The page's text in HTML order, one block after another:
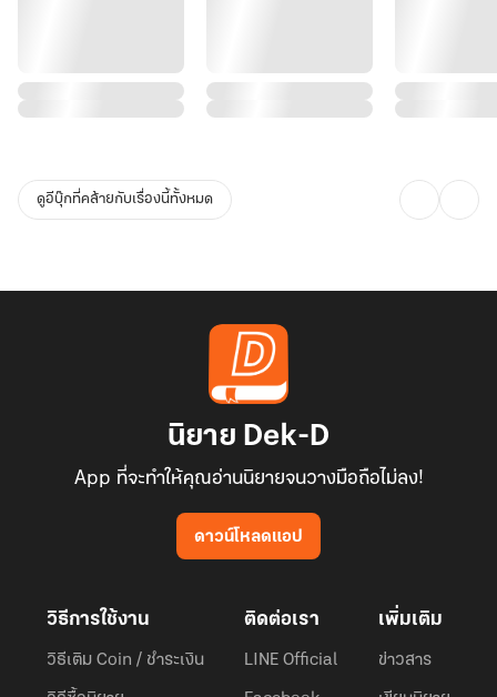
ดูอีบุ๊กที่คล้ายกับเรื่องนี้ทั้งหมด
นิยาย Dek-D
App ที่จะทำให้คุณอ่านนิยายจนวางมือถือไม่ลง!
ดาวน์โหลดแอป
วิธีการใช้งาน
วิธีเติม Coin / ชำระเงิน
ติดต่อเรา
LINE Official
เพิ่มเติม
ข่าวสาร